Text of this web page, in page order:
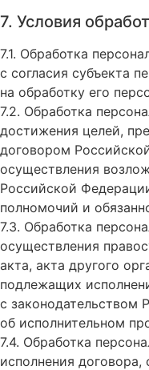
7. Условия
7.1. Обработка
с согласия субъекта
на обработку его
7.2. Обработка
достижения целей,
договором
осуществления
Российской
полномочий и
7.3. Обработка
осуществления
акта, акта другого
подлежащих
с законодательством
об исполнительном
7.4. Обработка
исполнения